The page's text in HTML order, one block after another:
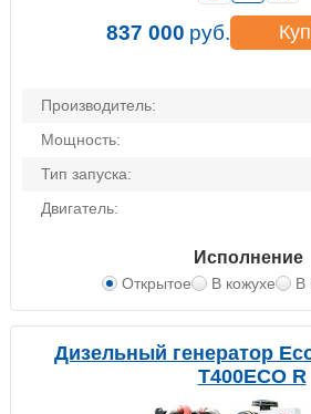
Производитель:
Мощность:
Тип запуска:
Двигатель:
Исполнение
Открытое В кожухе В
837 000 руб.
Дизельный генератор
T400ECO R